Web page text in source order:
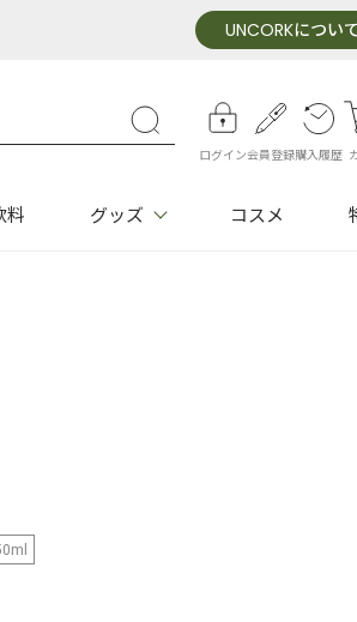
UNCORKについ
ログイン会員登録購入履歴
料 グッズ コスメ